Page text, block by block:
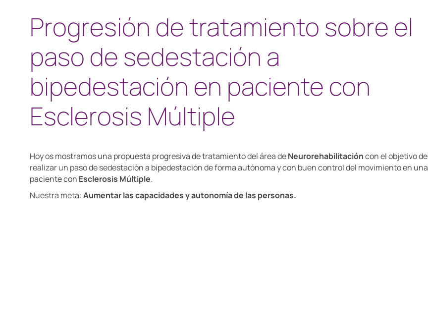
Progresión de tratamiento sobre el
paso de sedestación a
bipedestación en paciente con
Esclerosis Múltiple
Hoy os mostramos una propuesta progresiva de tratamiento del área deNeurorehabilitacióncon el objetivo de
realizar un paso de sedestación a bipedestación de forma autónoma y con buen control del movimiento en una
paciente con Esclerosis Múltiple.
Nuestra meta:Aumentar las capacidades y autonomía de las personas.